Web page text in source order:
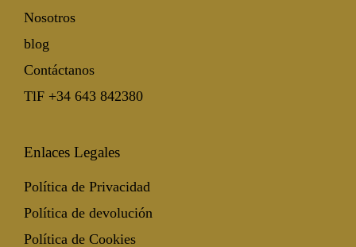
Nosotros
blog
Contáctanos
TlF +34 643 842380
Enlaces Legales
Política de Privacidad
Política de devolución
Política de Cookies